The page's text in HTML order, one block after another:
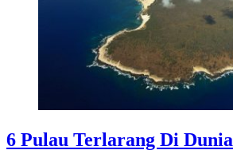
6 Pulau Terlarang Di Dunia